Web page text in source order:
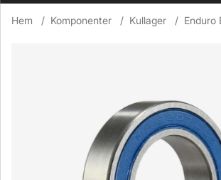
Hem Komponenter Kullager Enduro
Produktbilder Enduro Bearings Kullager